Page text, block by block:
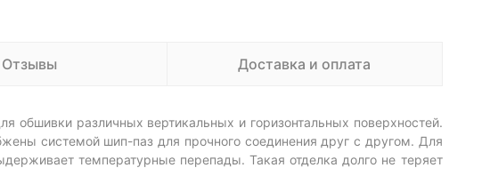
Отзывы Доставка и оплата
обшивки различных вертикальных и горизонтальных поверхностей.
системой шип-паз для прочного соединения друг с другом. Для
температурные перепады. Такая отделка долго не теряет